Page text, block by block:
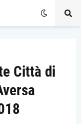
Città di